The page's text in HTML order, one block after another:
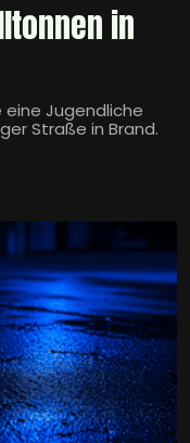
in
Jugendliche
Straße in Brand.